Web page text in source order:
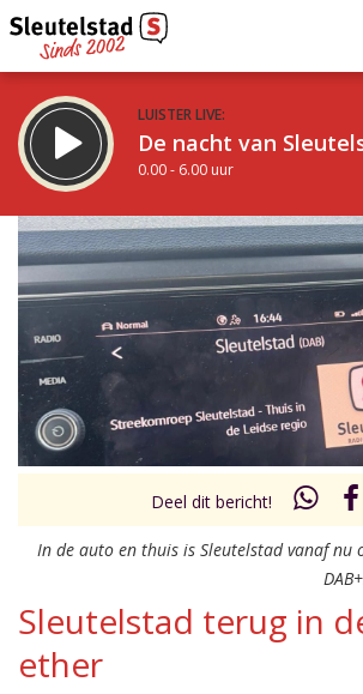
LUISTER LIVE:
De nacht van
0.00 - 6.00 uur
STRAKS:
De ochtend van Sleutelstad
6.00 - 12.00 uur
Vorig uur
uur 1 van 0
Deel dit bericht!
In de auto en thuis is Sleutelstad vanaf nu
Sleutelstad terug in
ether